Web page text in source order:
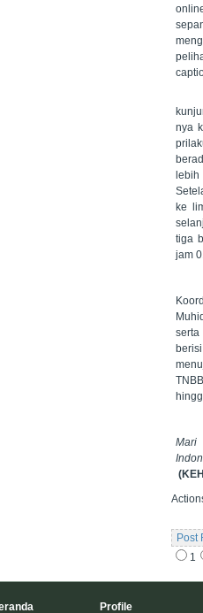
nya
ke
tiga
jam
serta
Mari
Post
1
Profile